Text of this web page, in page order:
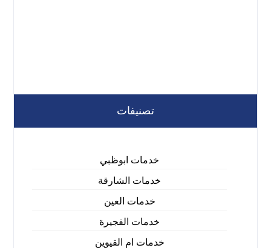
تصنيفات
خدمات ابوظبي
خدمات الشارقة
خدمات العين
خدمات الفجيرة
خدمات ام القيوين